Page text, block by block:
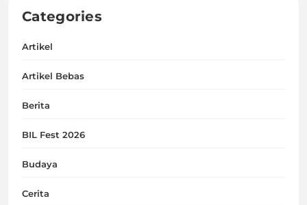
Categories
Artikel
Artikel Bebas
Berita
BIL Fest 2026
Budaya
Cerita